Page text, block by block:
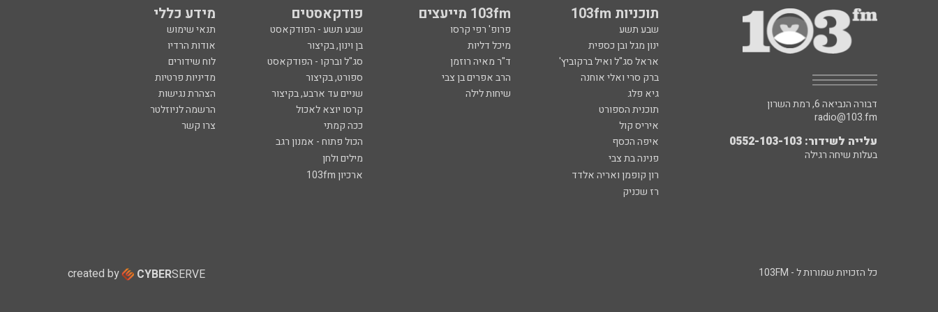
תוכניות 103fm 103fm מייעצים פודקאסטים מידע כללי
שבע תשע פרופ' רפי קרסו שבע תשע - הפודקאסט
תנאי שימוש
ינון מגל ובן כספית
מיכל דליות בן וינון, בקיצור
אודות הרדיו
אראל סג"ל ואיל ברקוביץ'
ד"ר מאיה רוזמן סג"ל וברקו - הפודקאסט
לוח שידורים
ברק סרי ואלי אוחנה
הרב אפרים בן צבי ספורט, בקיצור
מדיניות פרטיות
גיא פלג
שיחות לילה שניים עד ארבע, בקיצור
הצהרת נגישות
תוכנית הספורט
קרסו יוצא לאכול
הרשמה לניוזלטר
איריס קול
ככה קמתי
צרו קשר
איפה הכסף
הכול פתוח - אמנון רגב
פנינה בת צבי
מילים ולחן
רון קופמן ואריה אלדד
ארכיון 103fm
רז שכניק
דבורה הנביאה 6, רמת השרון
radio@103.fm
עלייה לשידור: 0552-103-103
בעלות שיחה רגילה
כל הזכויות שמורות ל - 103FM created by CYBERSERVE